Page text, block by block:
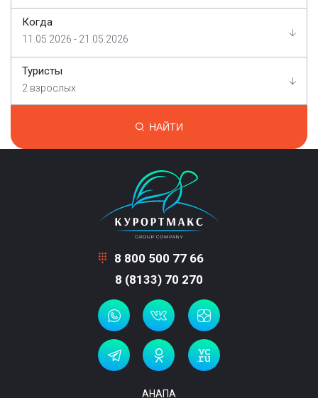
Когда
11.05.2026 - 21.05.2026
Туристы
2 взрослых
НАЙТИ
8 800 500 77 66
8 (8133) 70 270
АНАПА